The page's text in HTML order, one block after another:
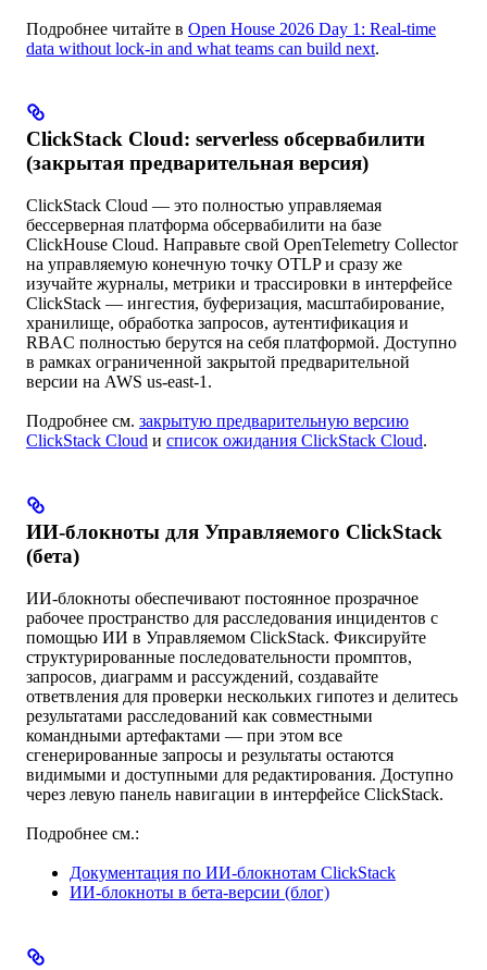
Подробнее читайте в Open House 2026 Day 1: Real-time
data without lock-in and what teams can build next.
ClickStack Cloud: serverless обсервабилити
(закрытая предварительная версия)
ClickStack Cloud — это полностью управляемая
бессерверная платформа обсервабилити на базе
ClickHouse Cloud. Направьте свой OpenTelemetry Collector
на управляемую конечную точку OTLP и сразу же
изучайте журналы, метрики и трассировки в интерфейсе
ClickStack — ингестия, буферизация, масштабирование,
хранилище, обработка запросов, аутентификация и
RBAC полностью берутся на себя платформой. Доступно
в рамках ограниченной закрытой предварительной
версии на AWS us-east-1.
Подробнее см. закрытую предварительную версию
ClickStack Cloud и список ожидания ClickStack Cloud.
ИИ-блокноты для Управляемого ClickStack
(бета)
ИИ-блокноты обеспечивают постоянное прозрачное
рабочее пространство для расследования инцидентов с
помощью ИИ в Управляемом ClickStack. Фиксируйте
структурированные последовательности промптов,
запросов, диаграмм и рассуждений, создавайте
ответвления для проверки нескольких гипотез и делитесь
результатами расследований как совместными
командными артефактами — при этом все
сгенерированные запросы и результаты остаются
видимыми и доступными для редактирования. Доступно
через левую панель навигации в интерфейсе ClickStack.
Подробнее см.:
Документация по ИИ-блокнотам ClickStack
ИИ-блокноты в бета-версии (блог)